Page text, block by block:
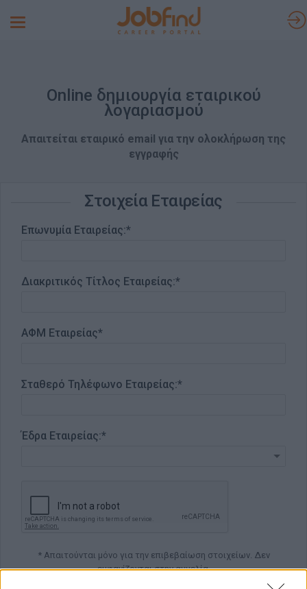
Toggle
Online δημιουργία εταιρικού
λογαριασμού
Απαιτείται εταιρικό email για την ολοκλήρωση της
εγγραφής
Στοιχεία Εταιρείας
Επωνυμία Εταιρείας:*
Διακριτικός Τίτλος Εταιρείας:*
ΑΦΜ Εταιρείας*
Σταθερό Τηλέφωνο Εταιρείας:*
Έδρα Εταιρείας:*
* Απαιτούνται μόνο για την επιβεβαίωση στοιχείων. Δεν
εμφανίζονται στην αγγελία.